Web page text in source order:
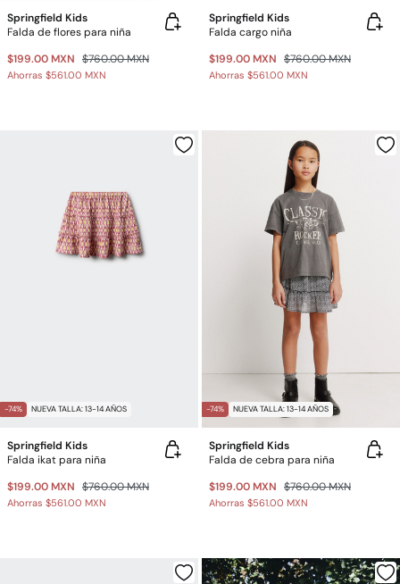
Springfield Kids
Falda de flores para niña
$199.00 MXN $760.00 MXN
Ahorras $561.00 MXN
Springfield Kids
Falda cargo niña
$199.00 MXN $760.00 MXN
Ahorras $561.00 MXN
-74% NUEVA TALLA: 13-14 AÑOS
Springfield Kids
Falda ikat para niña
$199.00 MXN $760.00 MXN
Ahorras $561.00 MXN
-74% NUEVA TALLA: 13-14 AÑOS
Springfield Kids
Falda de cebra para niña
$199.00 MXN $760.00 MXN
Ahorras $561.00 MXN